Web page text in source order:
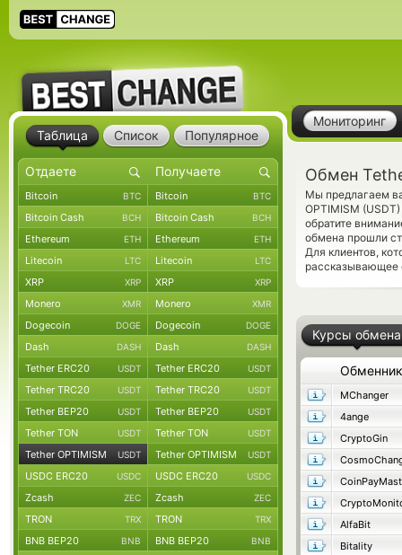
Мониторинг
Обмен
Мы предлагаем
OPTIMISM (USDT)
обратите
обмена прошли
Для клиентов,
рассказывающее
Курсы обмена
Обменник
MChanger
4ange
CryptoGin
AlfaBit
Bitality
Таблица Список Популярное
Bitcoin BTC Bitcoin BTC
Bitcoin Cash BCH Bitcoin Cash BCH
Ethereum ETH Ethereum ETH
Litecoin LTC Litecoin LTC
XRP XRP XRP XRP
Monero XMR Monero XMR
Dogecoin DOGE Dogecoin DOGE
Dash DASH Dash DASH
Tether ERC20 USDT Tether ERC20 USDT
Tether TRC20 USDT Tether TRC20 USDT
Tether BEP20 USDT Tether BEP20 USDT
Tether TON USDT Tether TON USDT
Tether OPTIMISM USDT Tether OPTIMISM USDT
USDC ERC20 USDC USDC ERC20 USDC
Zcash ZEC Zcash ZEC
TRON TRX TRON TRX
BNB BEP20 BNB BNB BEP20 BNB